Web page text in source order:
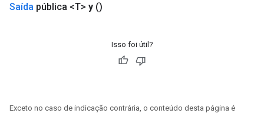
Saída pública <T> y ()
Isso foi útil?
Exceto no caso de indicação contrária, o conteúdo desta página é